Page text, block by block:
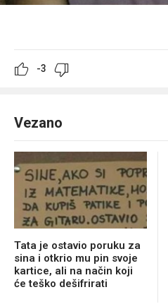
-3
Vezano
Tata je ostavio poruku za
sina i otkrio mu pin svoje
kartice, ali na način koji
će teško dešifrirati